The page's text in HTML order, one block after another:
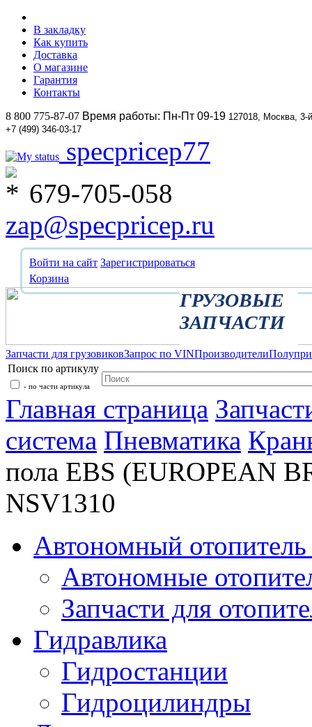
В закладку
Как купить
Доставка
О магазине
Гарантия
Контакты
8 800 775-87-07 Время работы: Пн-Пт 09-19 127018, Москва,
+7 (499) 346-03-17
specpricep77
679-705-058
zap@specpricep.ru
Войти на сайт Зарегистрироваться
Корзина
ГРУЗОВЫЕ
ЗАПЧАСТИ
Запчасти для грузовиковЗапрос по VINПроизводители
Поиск по артикулу
- по части артикула
Главная страница
система Пневматика
пола EBS (EUROPEAN
NSV1310
Автономный отопитель
Автономные
Запчасти для
Гидравлика
Гидростанции
Гидроцилиндры